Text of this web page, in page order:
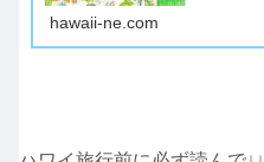
hawaii-ne.com